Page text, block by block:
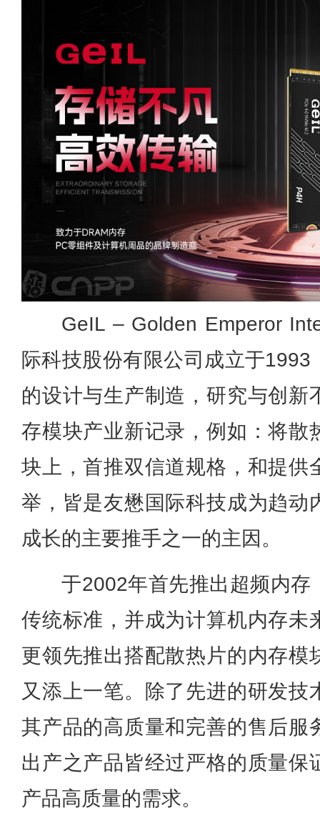
GeIL – Golden Emperor
际科技股份有限公司成立于
的设计与生产制造，研究与创新
存模块产业新记录，例如：将散
块上，首推双信道规格，和提供
举，皆是友懋国际科技成为趋动
成长的主要推手之一的主因。
于2002年首先推出超频内存
传统标准，并成为计算机内存未
更领先推出搭配散热片的内存模
又添上一笔。除了先进的研发技
其产品的高质量和完善的售后服
出产之产品皆经过严格的质量保
产品高质量的需求。